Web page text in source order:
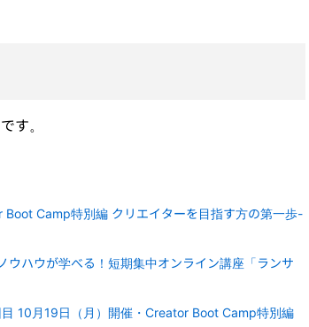
す。
Boot Camp特別編 クリエイターを目指す方の第一歩-
ウハウが学べる！短期集中オンライン講座「ランサ
目 10月19日（月）開催・Creator Boot Camp特別編